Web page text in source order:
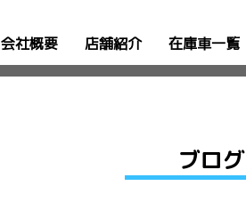
会社概要 店舗紹介 在庫車一覧
ブログ